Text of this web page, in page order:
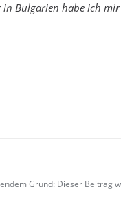
Bulgarien habe ich
Grund: Dieser Beitrag